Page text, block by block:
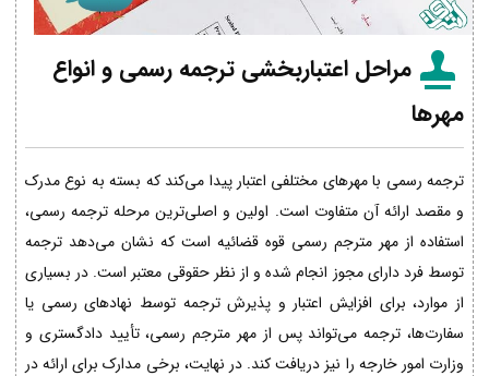
مراحل اعتباربخشی ترجمه رسمی و انواع
مهرها
ترجمه رسمی با مهرهای مختلفی اعتبار پیدا می‌کند که بسته به نوع مدرک
و مقصد ارائه آن متفاوت است. اولین و اصلی‌ترین مرحله ترجمه رسمی،
استفاده از مهر مترجم رسمی قوه قضائیه است که نشان می‌دهد ترجمه
توسط فرد دارای مجوز انجام شده و از نظر حقوقی معتبر است. در بسیاری
از موارد، برای افزایش اعتبار و پذیرش ترجمه توسط نهادهای رسمی یا
سفارت‌ها، ترجمه می‌تواند پس از مهر مترجم رسمی، تأیید دادگستری و
وزارت امور خارجه را نیز دریافت کند. در نهایت، برخی مدارک برای ارائه در